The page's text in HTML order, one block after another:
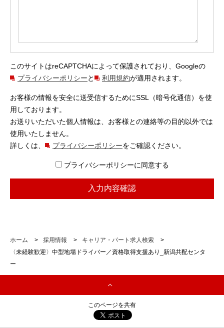
このサイトはreCAPTCHAによって保護されており、Googleの
プライバシーポリシーと 利用規約が適用されます。
お客様の情報を安全に送受信するためにSSL（暗号化通信）を使
用しております。
お送りいただいた個人情報は、お客様との連絡等の目的以外では
使用いたしません。
詳しくは、
プライバシーポリシーをご確認ください。
プライバシーポリシーに同意する
ホーム > 採用情報 > キャリア・パート求人検索
>
〈未経験歓迎〉中型地場ドライバー／資格取得支援あり_新潟共配センタ
ー
このページを共有